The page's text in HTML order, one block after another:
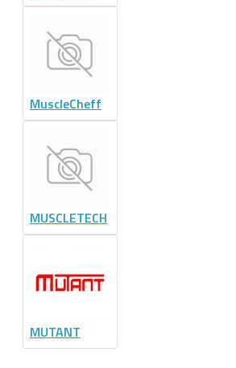
MuscleCheff
MUSCLETECH
MUTANT